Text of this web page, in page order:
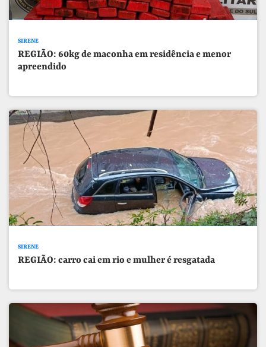
SIRENE
REGIÃO: 60kg de maconha em residência e menor
apreendido
SIRENE
REGIÃO: carro cai em rio e mulher é resgatada